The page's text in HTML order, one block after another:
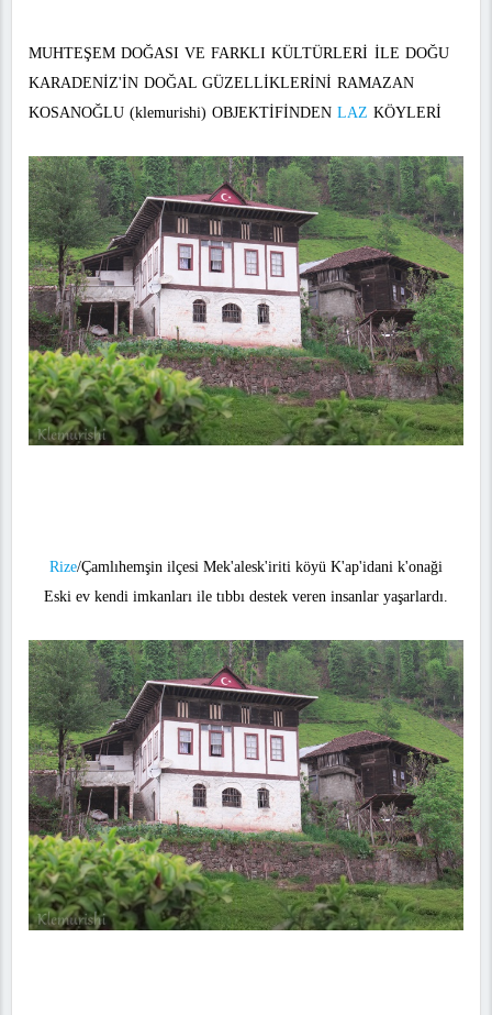
MUHTEŞEM DOĞASI VE FARKLI KÜLTÜRLERİ İLE DOĞU
KARADENİZ'İN DOĞAL GÜZELLİKLERİNİ RAMAZAN
KOSANOĞLU (klemurishi) OBJEKTİFİNDENLAZ KÖYLERİ
Rize/Çamlıhemşin ilçesi Mek'alesk'iriti köyü K'ap'idani k'onaği
Eski ev kendi imkanları ile tıbbı destek veren insanlar yaşarlardı.